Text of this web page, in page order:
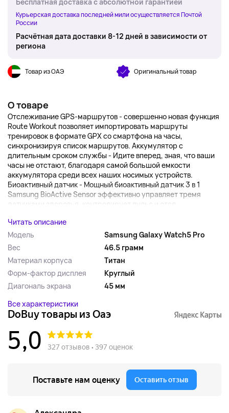
Курьерская доставка последней мили осуществляется Почтой
России
Расчётная дата доставки 8-12 дней в зависимости от
региона
Товар из ОАЭ Оригинальный товар
О товаре
Отслеживание GPS-маршрутов - совершенно новая функция
Route Workout позволяет импортировать маршруты
тренировок в формате GPX со смартфона на часы,
синхронизируя список маршрутов. Аккумулятор с
длительным сроком службы - Идите вперед, зная, что ваши
часы не отстают, благодаря самой большой емкости
аккумулятора среди всех наших носимых устройств.
Биоактивный датчик - Мощный биоактивный датчик 3 в 1
Samsung BioActive Sensor эффективно управляет тремя
датчиками здоровья, контролирует пульс и отсл...
Читать описание
Модель
Samsung Galaxy Watch5 Pro
Вес
46.5 грамм
Материал корпуса
Титан
Форм-фактор дисплея
Круглый
Диагональ экрана
45 мм
Все характеристики